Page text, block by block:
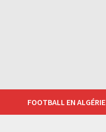
FOOTBALL EN ALGÉRIE